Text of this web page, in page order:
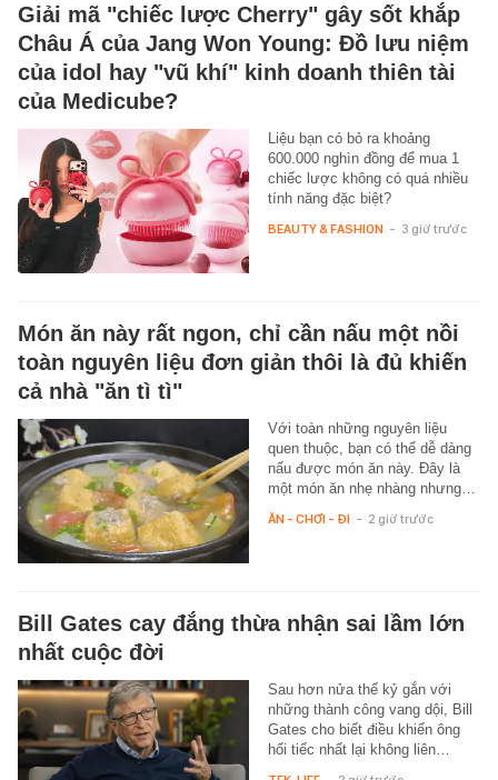
Giải mã "chiếc lược Cherry" gây sốt khắp
Châu Á của Jang Won Young: Đồ lưu niệm
của idol hay "vũ khí" kinh doanh thiên tài
của Medicube?
Liệu bạn có bỏ ra khoảng
600.000 nghìn đồng để mua 1
chiếc lược không có quá nhiều
tính năng đặc biệt?
BEAUTY & FASHION - 3 giờ trước
Món ăn này rất ngon, chỉ cần nấu một nồi
toàn nguyên liệu đơn giản thôi là đủ khiến
cả nhà "ăn tì tì"
Với toàn những nguyên liệu
quen thuộc, bạn có thể dễ dàng
nấu được món ăn này. Đây là
một món ăn nhẹ nhàng nhưng…
ĂN - CHƠI - ĐI - 2 giờ trước
Bill Gates cay đắng thừa nhận sai lầm lớn
nhất cuộc đời
Sau hơn nửa thế kỷ gắn với
những thành công vang dội, Bill
Gates cho biết điều khiến ông
hối tiếc nhất lại không liên…